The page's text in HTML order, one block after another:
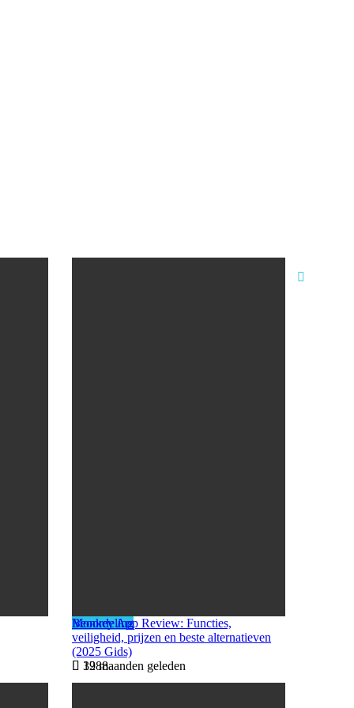
Beoordeling
Monkey App Review: Functies,
veiligheid, prijzen en beste alternatieven
(2025 Gids)
12 maanden geleden
3988